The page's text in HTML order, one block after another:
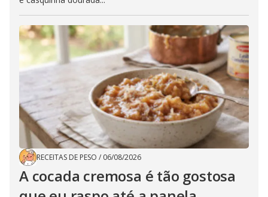
RECEITAS DE PESO / 06/08/2026
A cocada cremosa é tão gostosa